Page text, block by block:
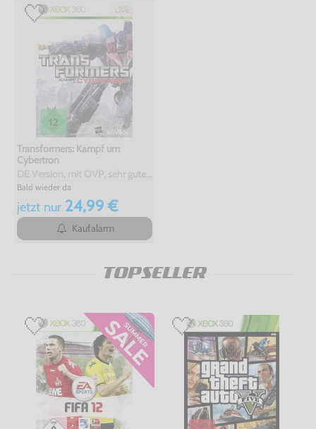
Transformers: Kampf um
Cybertron
Bald wieder da
jetzt nur24,99 €
Kaufalarm
TOPSELLER